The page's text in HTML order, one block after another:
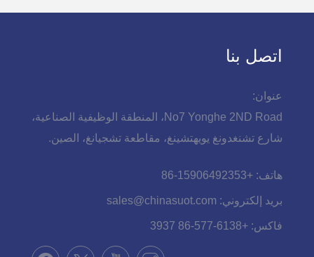
اتصل بنا
عنوان:
No7 Yonghe 2ND Road، المنطقة الوظيفية الصناعية،
شارع تشنغدونغ يويهتشينغ، مقاطعة تشجيانغ، الصين.
هاتف: +86-15906492353
بريد إلكتروني: sales@chinasuot.com
فاكس: +86-577-6138 3937